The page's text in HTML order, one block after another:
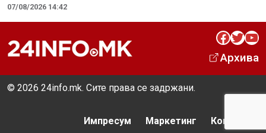
07/08/2026 14:42
Facebook Twitter YouTube
Архива
© 2026 24info.mk. Сите права се задржани.
Импресум Маркетинг Контакт